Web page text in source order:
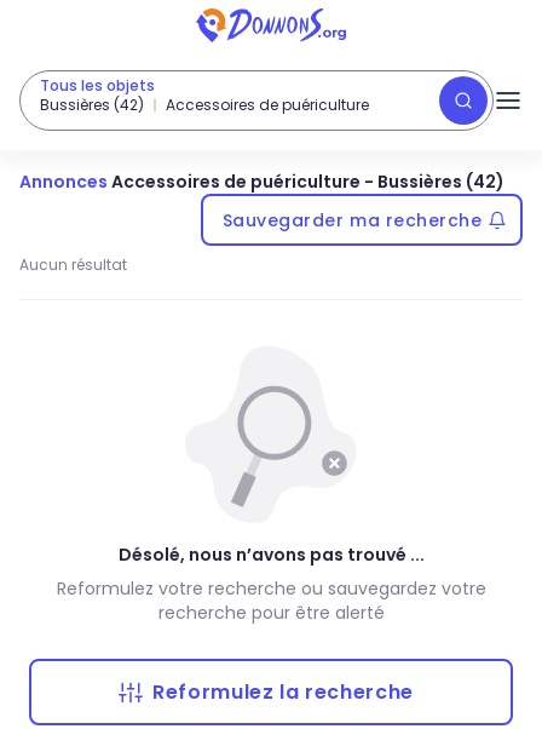
Tous les objets
Bussières (42)
Accessoires de puériculture
Annonces Accessoires de puériculture - Bussières (42)
Sauvegarder ma recherche
Aucun résultat
Désolé, nous n’avons pas trouvé ...
Reformulez votre recherche ou sauvegardez votre
recherche pour être alerté
Reformulez la recherche